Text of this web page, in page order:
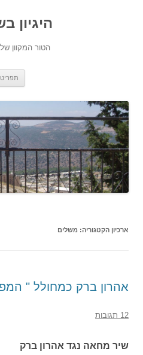
היגיון
הטור המקוון
תפריט
ארכיון הקטגוריה: משלים
אהרון ברק כמחולל "
12 תגובות
שיר מחאה נגד אהרון ברק